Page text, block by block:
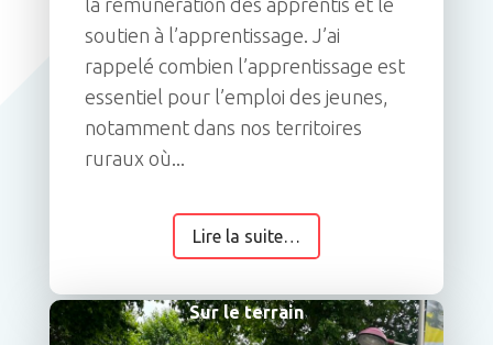
la rémunération des apprentis et le
soutien à l’apprentissage. J’ai
rappelé combien l’apprentissage est
essentiel pour l’emploi des jeunes,
notamment dans nos territoires
ruraux où...
Lire la suite…
Sur le terrain